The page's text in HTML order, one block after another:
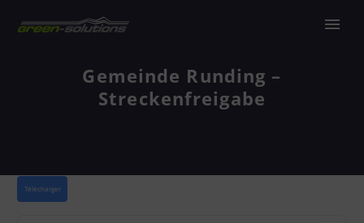
Gemeinde Runding –
Streckenfreigabe
Télécharger